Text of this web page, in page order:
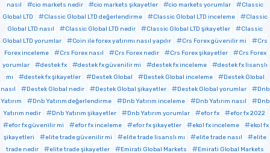
nasıl
cio markets nedir cio markets şikayetler cio markets yorumlar
Classic
Global LTD
Classic Global LTD değerlendirme Classic Global LTD inceleme
Classic
Global LTD nasıl
Classic Global LTD nedir Classic Global LTD şikayetler
Classic
Global LTD yorumlar
Coin ile forex yatırımı nasıl yapılır Crs Forex güvenilir mi
Crs
Forex inceleme
Crs Forex nasıl Crs Forex nedir Crs Forex şikayetler
Crs Forex
yorumlar
destek fx destek fx güvenilir mi destek fx inceleme
destek fx lisanslı
mı
destek fx şikayetler Destek Global Destek Global inceleme
Destek Global
nasıl
Destek Global nedir Destek Global şikayetler Destek Global yorumlar
Dnb
Yatırım
Dnb Yatırım değerlendirme Dnb Yatırım inceleme Dnb Yatırım nasıl
Dnb
Yatırım nedir
Dnb Yatırım şikayetler Dnb Yatırım yorumlar efor fx
efor fx 2022
efor fx güvenilir mi
efor fx inceleme efor fx şikayetler ekol fx inceleme
ekol fx
şikayetleri
elite trade güvenilir mi elite trade lisanslı mı elite trade nasıl
elite
trade nedir
elite trade şikayetler Emirati Global Markets Emirati Global Markets